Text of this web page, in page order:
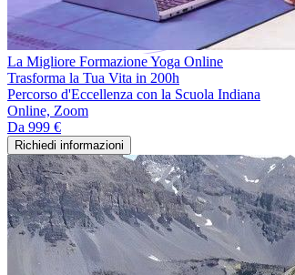
La Migliore Formazione Yoga Online
Trasforma la Tua Vita in 200h
Percorso d'Eccellenza con la Scuola Indiana
Online, Zoom
Da 999 €
Richiedi informazioni